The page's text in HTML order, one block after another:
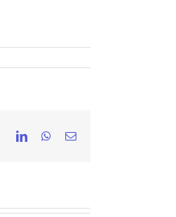
FacebookLinkedInWhatsApp
Email